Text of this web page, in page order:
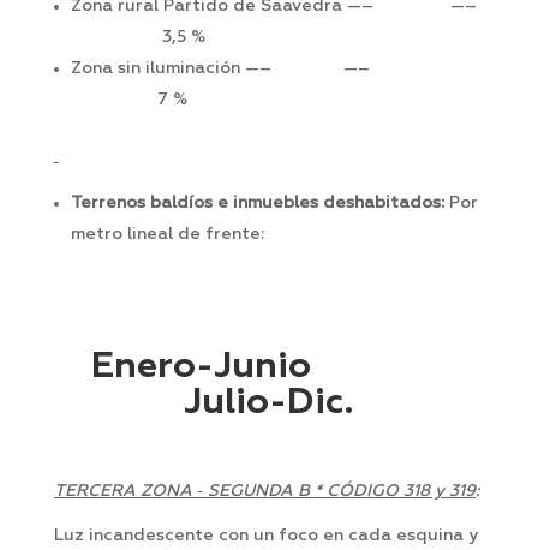
Zona rural Partido de Saavedra —– —–
3,5 %
Zona sin iluminación —– —–
7 %
Terrenos baldíos e inmuebles deshabitados: Por
metro lineal de frente:
Enero-Junio
Julio-Dic.
TERCERA ZONA ‑ SEGUNDA B * CÓDIGO 318 y 319:
Luz incandescente con un foco en cada esquina y